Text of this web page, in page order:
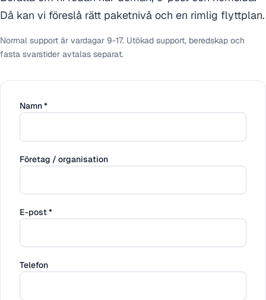
Då kan vi föreslå rätt paketnivå och en rimlig flyttplan.
Normal support är vardagar 9-17. Utökad support, beredskap och
fasta svarstider avtalas separat.
Namn*
Företag / organisation
E-post*
Telefon